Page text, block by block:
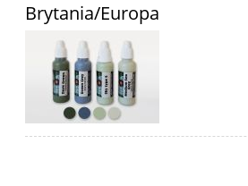
Brytania/Europa